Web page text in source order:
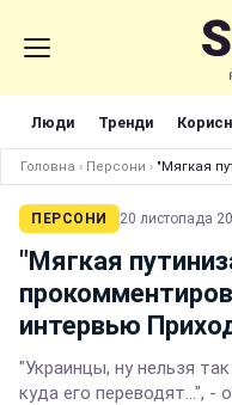
Люди Тренди
Головна › Персони › "Мягкая
ПЕРСОНИ 20 листопада
"Мягкая
интервью
"Украинцы, ну нельзя
куда его переводят...", -